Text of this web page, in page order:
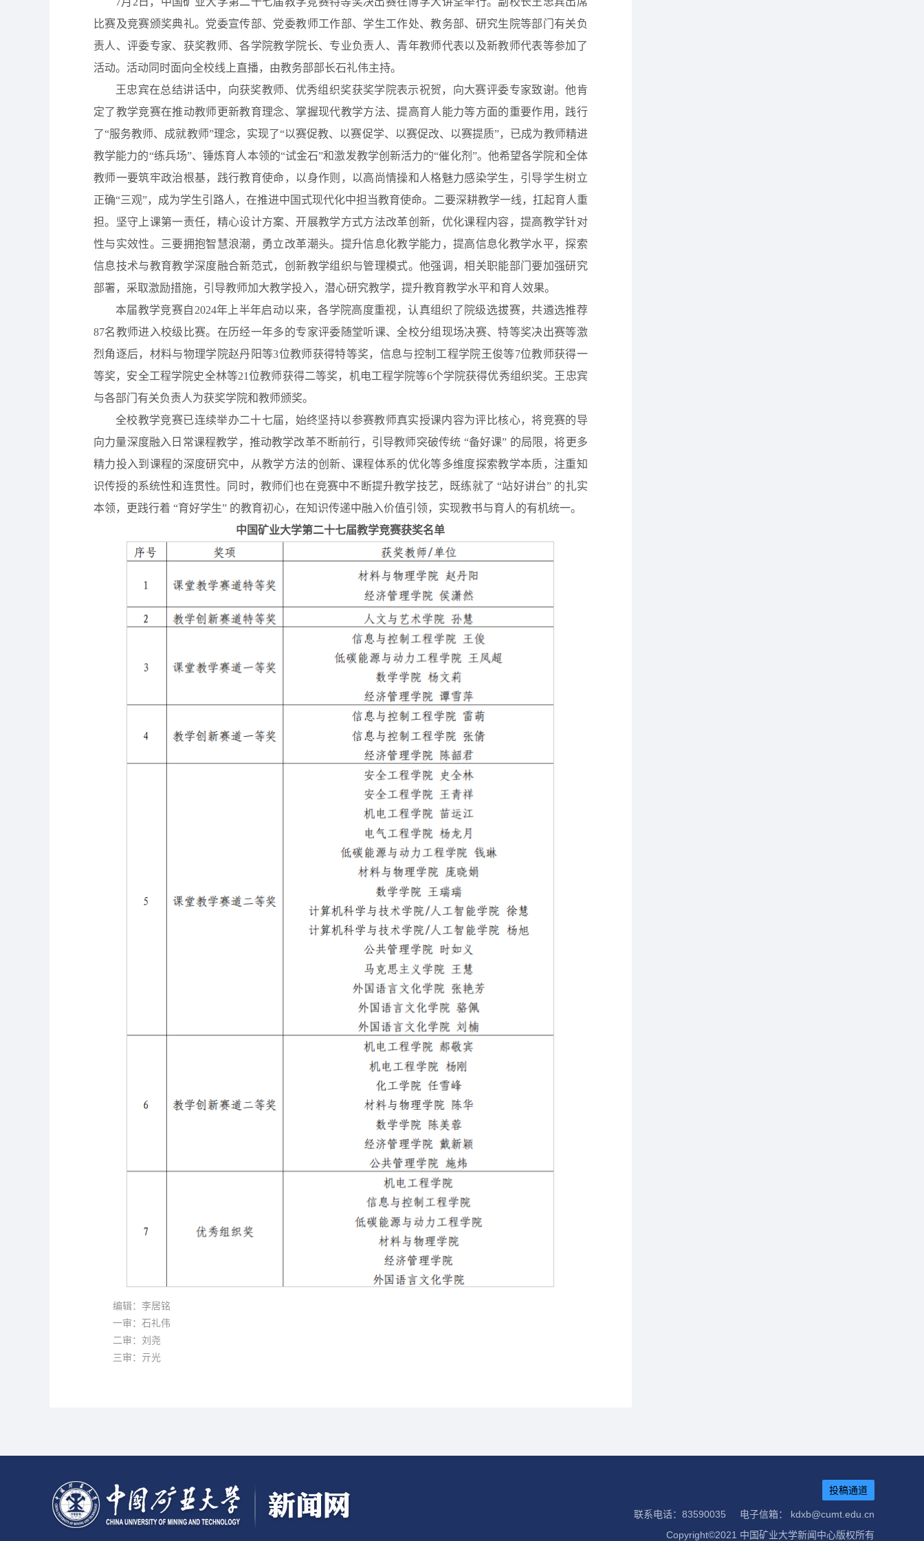
比赛及竞赛颁奖典礼。党委宣传部、党委教师工作部、学生工作处、教务部、研究生院等部门有关负
责人、评委专家、获奖教师、各学院教学院长、专业负责人、青年教师代表以及新教师代表等参加了
活动。活动同时面向全校线上直播，由教务部部长石礼伟主持。
王忠宾在总结讲话中，向获奖教师、优秀组织奖获奖学院表示祝贺，向大赛评委专家致谢。他肯
定了教学竞赛在推动教师更新教育理念、掌握现代教学方法、提高育人能力等方面的重要作用，践行
了“服务教师、成就教师”理念，实现了“以赛促教、以赛促学、以赛促改、以赛提质”，已成为教师精进
教学能力的“练兵场”、锤炼育人本领的“试金石”和激发教学创新活力的“催化剂”。他希望各学院和全体
教师一要筑牢政治根基，践行教育使命，以身作则，以高尚情操和人格魅力感染学生，引导学生树立
正确“三观”，成为学生引路人，在推进中国式现代化中担当教育使命。二要深耕教学一线，扛起育人重
担。坚守上课第一责任，精心设计方案、开展教学方式方法改革创新，优化课程内容，提高教学针对
性与实效性。三要拥抱智慧浪潮，勇立改革潮头。提升信息化教学能力，提高信息化教学水平，探索
信息技术与教育教学深度融合新范式，创新教学组织与管理模式。他强调，相关职能部门要加强研究
部署，采取激励措施，引导教师加大教学投入，潜心研究教学，提升教育教学水平和育人效果。
本届教学竞赛自2024年上半年启动以来，各学院高度重视，认真组织了院级选拔赛，共遴选推荐
87名教师进入校级比赛。在历经一年多的专家评委随堂听课、全校分组现场决赛、特等奖决出赛等激
烈角逐后，材料与物理学院赵丹阳等3位教师获得特等奖，信息与控制工程学院王俊等7位教师获得一
等奖，安全工程学院史全林等21位教师获得二等奖，机电工程学院等6个学院获得优秀组织奖。王忠宾
与各部门有关负责人为获奖学院和教师颁奖。
全校教学竞赛已连续举办二十七届，始终坚持以参赛教师真实授课内容为评比核心，将竞赛的导
向力量深度融入日常课程教学，推动教学改革不断前行，引导教师突破传统 “备好课” 的局限，将更多
精力投入到课程的深度研究中，从教学方法的创新、课程体系的优化等多维度探索教学本质，注重知
识传授的系统性和连贯性。同时，教师们也在竞赛中不断提升教学技艺，既练就了 “站好讲台” 的扎实
本领，更践行着 “育好学生” 的教育初心，在知识传递中融入价值引领，实现教书与育人的有机统一。
中国矿业大学第二十七届教学竞赛获奖名单
编辑：李居铭
一审：石礼伟
二审：刘尧
三审：亓光
投稿通道
联系电话：83590035
电子信箱： kdxb@cumt.edu.cn
Copyright©2021 中国矿业大学新闻中心版权所有